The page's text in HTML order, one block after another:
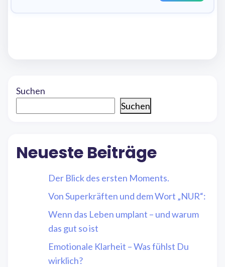
Suchen
Suchen
Neueste Beiträge
Der Blick des ersten Moments.
Von Superkräften und dem Wort „NUR“:
Wenn das Leben umplant – und warum
das gut so ist
Emotionale Klarheit – Was fühlst Du
wirklich?